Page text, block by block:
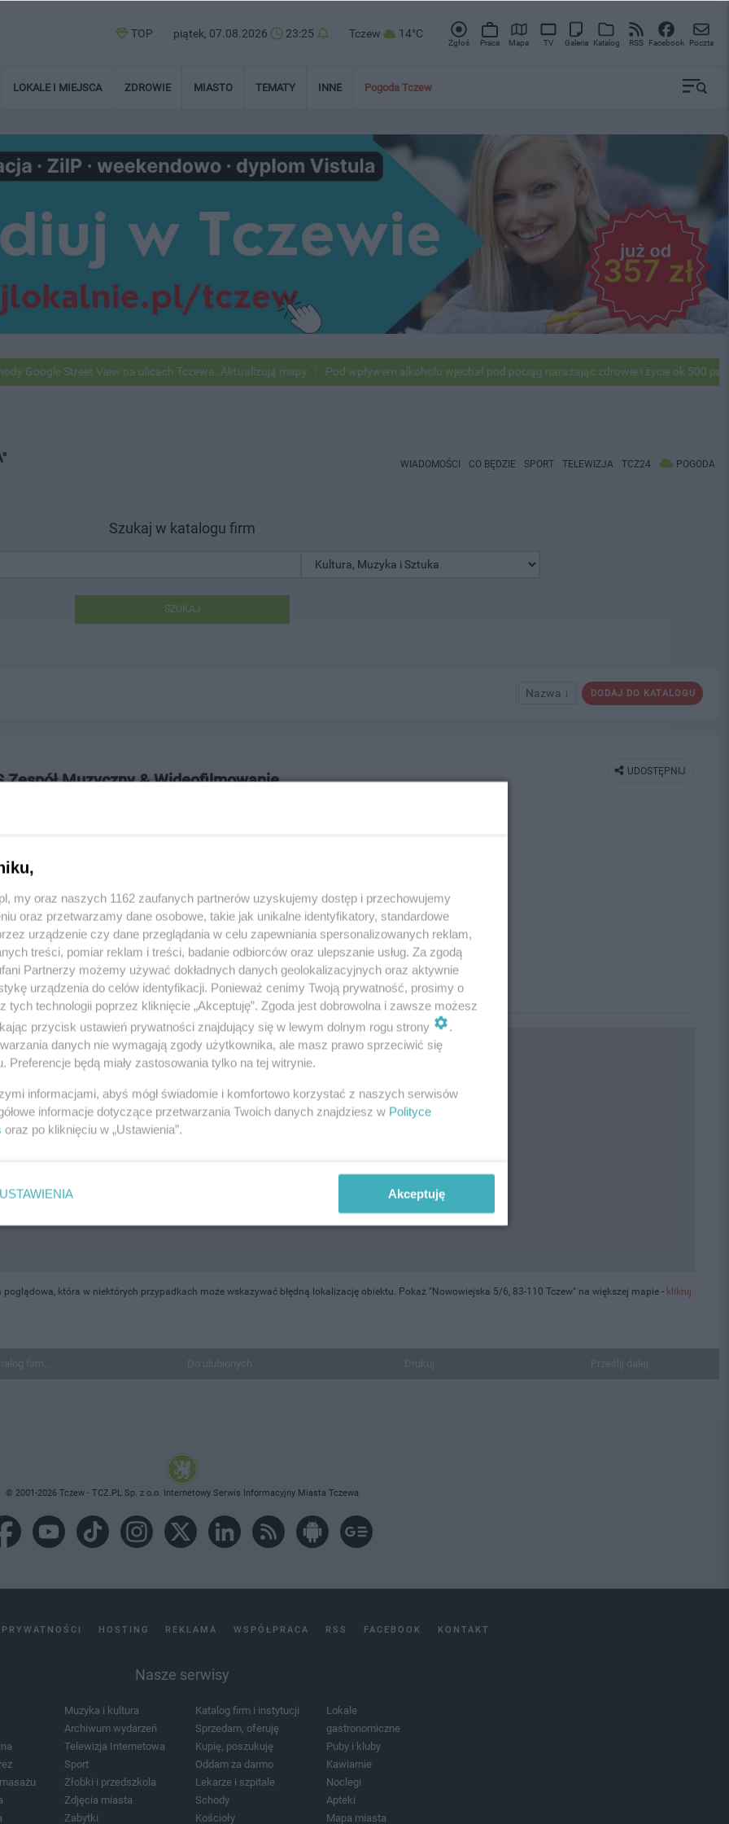
TOP piątek, 07.08.2026 23:25 Tczew 14°C
Zgłoś Praca Mapa TV Galeria Katalog RSS Facebook Poczta
LOKALE I MIEJSCA ZDROWIE MIASTO TEMATY INNE Pogoda Tczew
Street View na ulicach Tczewa. Aktualizują mapy Pod wpływem alkoholu wjechał pod pociąg narażając zdrowie i życie ok 500
WIADOMOŚCI CO BĘDZIE SPORT TELEWIZJA TCZ24 POGODA
Szukaj w katalogu firm
SZUKAJ
DODAJ DO KATALOGU
Nazwa ↓
UDOSTĘPNIJ
Zespół Muzyczny & Wideofilmowanie
Kultura, Muzyka i Sztuka
186, wyświetleń: 4434
LOKALIZACJA NA MAPIE
poglądowa, która w niektórych przypadkach może wskazywać błędną lokalizację obiektu. Pokaż "Nowowiejska 5/6, 83-110 Tczew" na większej mapie - kliknij
© 2001-2026 Tczew - TCZ.PL Sp. z o.o. Internetowy Serwis Informacyjny Miasta Tczewa
HOSTING REKLAMA WSPÓŁPRACA RSS FACEBOOK KONTAKT
Nasze serwisy
Muzyka i kultura
Archiwum wydarzeń
Telewizja Internetowa
Sport
Żłobki i przedszkola
Zdjęcia miasta
Zabytki
Katalog firm i instytucji
Sprzedam, oferuję
Kupię, poszukuję
Oddam za darmo
Lekarze i szpitale
Schody
Kościoły
Lokale
gastronomiczne
Puby i kluby
Kawiarnie
Noclegi
Apteki
Mapa miasta
my oraz naszych 1162 zaufanych partnerów uzyskujemy dostęp i przechowujemy
oraz przetwarzamy dane osobowe, takie jak unikalne identyfikatory, standardowe
urządzenie czy dane przeglądania w celu zapewniania spersonalizowanych reklam,
treści, pomiar reklam i treści, badanie odbiorców oraz ulepszanie usług. Za zgodą
Partnerzy możemy używać dokładnych danych geolokalizacyjnych oraz aktywnie
urządzenia do celów identyfikacji. Ponieważ cenimy Twoją prywatność, prosimy o
tych technologii poprzez kliknięcie „Akceptuję”. Zgoda jest dobrowolna i zawsze możesz
przycisk ustawień prywatności znajdujący się w lewym dolnym rogu strony
.
danych nie wymagają zgody użytkownika, ale masz prawo sprzeciwić się
Preferencje będą miały zastosowania tylko na tej witrynie.
informacjami, abyś mógł świadomie i komfortowo korzystać z naszych serwisów
informacje dotyczące przetwarzania Twoich danych znajdziesz w Polityce
oraz po kliknięciu w „Ustawienia”.
USTAWIENIA Akceptuję